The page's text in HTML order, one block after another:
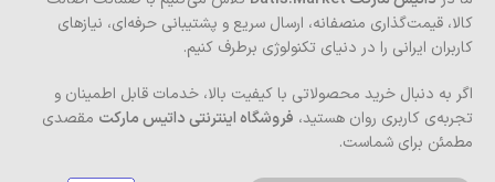
کالا، قیمت‌گذاری منصفانه، ارسال سریع و پشتیبانی حرفه‌ای، نیازهای
کاربران ایرانی را در دنیای تکنولوژی برطرف کنیم.
اگر به دنبال خرید محصولاتی با کیفیت بالا، خدمات قابل اطمینان و
تجربه‌ی کاربری روان هستید، فروشگاه اینترنتی داتیس مارکت مقصدی
مطمئن برای شماست.